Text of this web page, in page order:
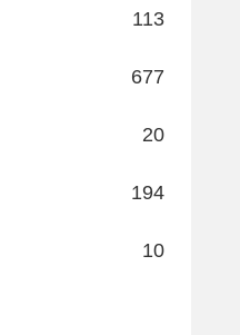
113
677
20
194
10